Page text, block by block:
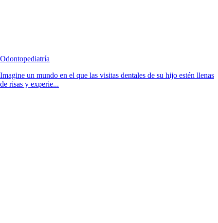
Odontopediatría
Imagine un mundo en el que las visitas dentales de su hijo estén llenas
de risas y experie...